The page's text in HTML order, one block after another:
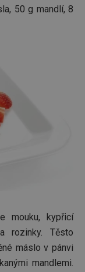
50 g mandlí, 8
mouku, kypřicí
rozinky. Těsto
máslo v pánvi
mandlemi.